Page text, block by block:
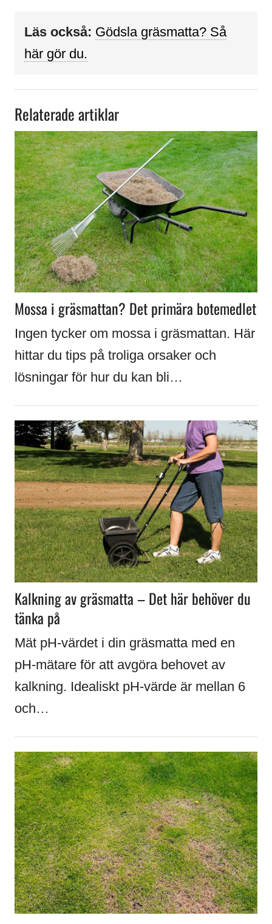
Läs också: Gödsla gräsmatta? Så
här gör du.
Relaterade artiklar
Mossa i gräsmattan? Det primära botemedlet
Ingen tycker om mossa i gräsmattan. Här
hittar du tips på troliga orsaker och
lösningar för hur du kan bli…
Kalkning av gräsmatta – Det här behöver du
tänka på
Mät pH-värdet i din gräsmatta med en
pH-mätare för att avgöra behovet av
kalkning. Idealiskt pH-värde är mellan 6
och…